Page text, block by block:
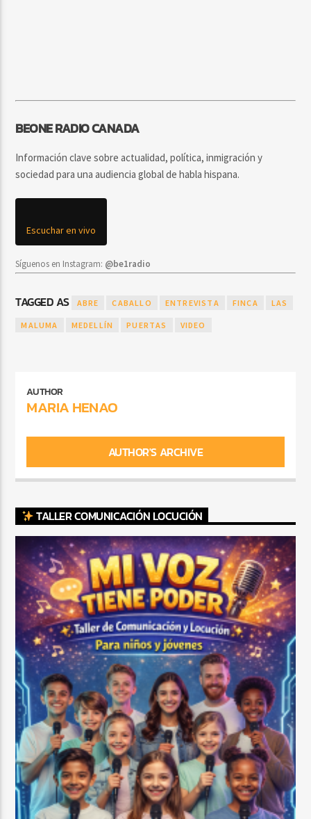
BEONE RADIO CANADA
Información clave sobre actualidad, política, inmigración y
sociedad para una audiencia global de habla hispana.
Escuchar en vivo
Síguenos en Instagram: @be1radio
TAGGED AS ABRE CABALLO ENTREVISTA FINCA LAS
MALUMA MEDELLÍN PUERTAS VIDEO
AUTHOR
MARIA HENAO
AUTHOR'S ARCHIVE
TALLER COMUNICACIÓN LOCUCIÓN